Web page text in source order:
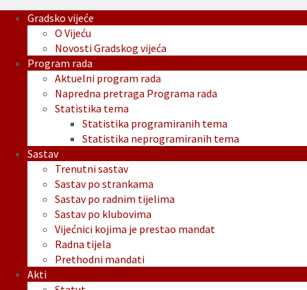
Gradsko vijeće
O Vijeću
Novosti Gradskog vijeća
Program rada
Aktuelni program rada
Napredna pretraga Programa rada
Statistika tema
Statistika programiranih tema
Statistika neprogramiranih tema
Sastav
Trenutni sastav
Sastav po strankama
Sastav po radnim tijelima
Sastav po klubovima
Vijećnici kojima je prestao mandat
Radna tijela
Prethodni mandati
Akti